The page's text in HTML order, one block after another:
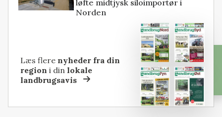
løfte midtjysk siloimportør i
Norden
Læs flere nyheder fra din
region i dinlokale
landbrugsavis